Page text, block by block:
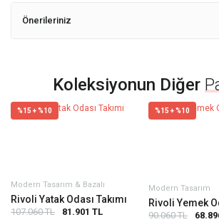
Önerileriniz
Koleksiyonun Diğer
%15 + %10
Modern Tasarım & Bazalı
Rivoli Yatak Odası Takımı
107.060 TL 81.901 TL
%15 + %10
Modern Tasarım
Rivoli Yemek
90.060 TL